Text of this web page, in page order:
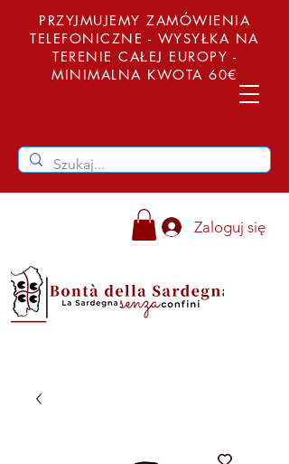
PRZYJMUJEMY ZAMÓWIENIA
TELEFONICZNE - WYSYŁKA NA
TERENIE CAŁEJ EUROPY -
MINIMALNA KWOTA 60€
Zaloguj się